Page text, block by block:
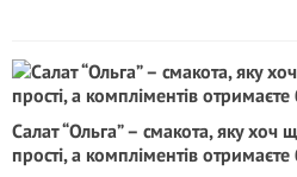
Салат “Ольга” – смакота, яку хоч
прості, а компліментів отримаєте